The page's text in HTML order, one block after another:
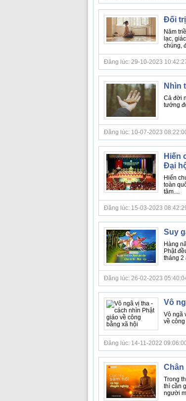
Đối
Năm
lạc,
chúng,
Đăng lúc: 29-10-2023
Nhìn
Cả đời
tướng
Đăng lúc: 10-07-2023
Hiến
Đại
Hiến
toàn
tâm....
Đăng lúc: 15-03-2023
Suy
Hàng
Phật
tháng 2
Đăng lúc: 26-02-2023
Vô
Vô ngã
về
Đăng lúc: 14-11-2022
Chân
Trong
thì cần
người